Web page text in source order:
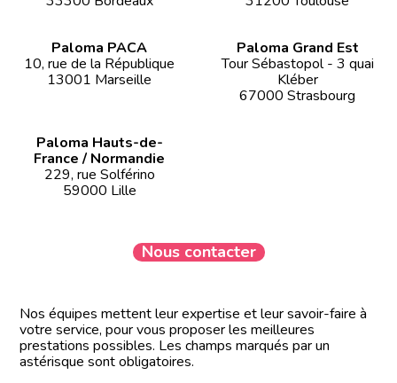
Paloma PACA
10, rue de la République
13001 Marseille
Paloma Grand Est
Tour Sébastopol - 3 quai
Kléber
67000 Strasbourg
Paloma Hauts-de-
France / Normandie
229, rue Solférino
59000 Lille
Nous contacter
Nos équipes mettent leur expertise et leur savoir-faire à
votre service, pour vous proposer les meilleures
prestations possibles. Les champs marqués par un
astérisque sont obligatoires.